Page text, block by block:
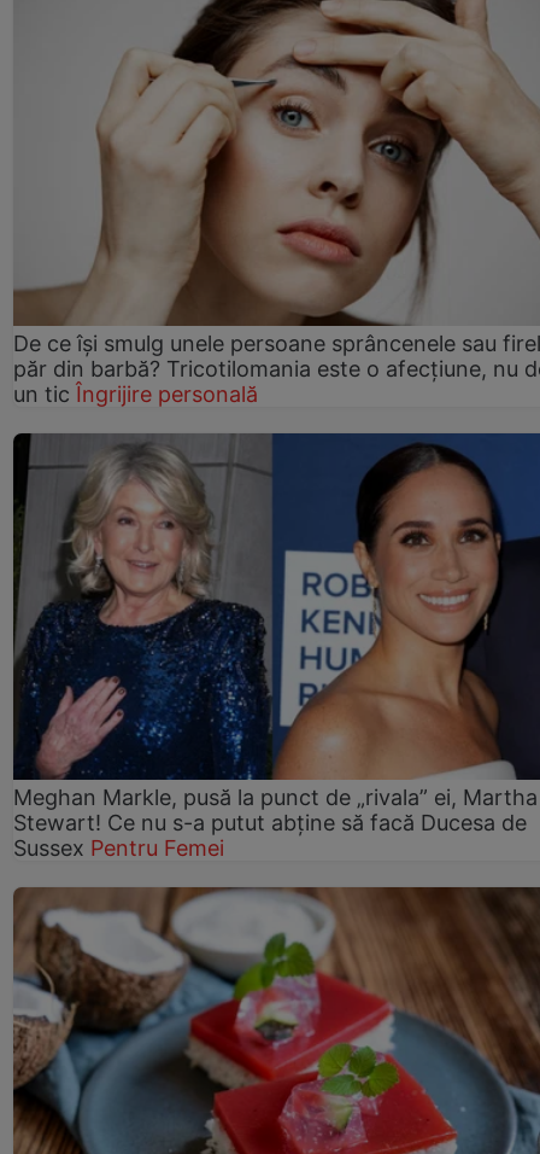
De ce își smulg unele persoane sprâncenele sau
păr din barbă? Tricotilomania este o afecțiune, nu
un tic Îngrijire personală
Meghan Markle, pusă la punct de „rivala” ei, Martha
Stewart! Ce nu s-a putut abține să facă Ducesa de
Sussex Pentru Femei